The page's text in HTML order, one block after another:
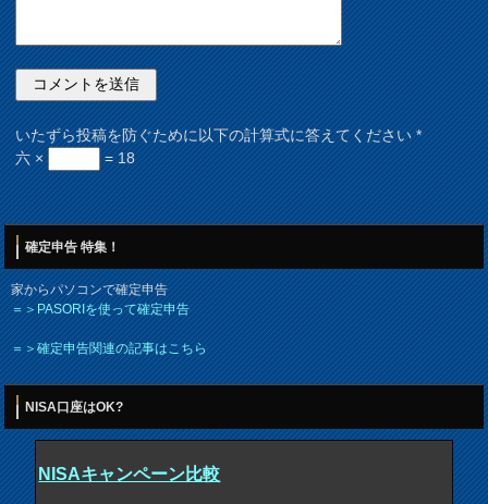
いたずら投稿を防ぐために以下の計算式に答えてください*
六 ×
= 18
確定申告 特集！
家からパソコンで確定申告
＝＞PASORIを使って確定申告
＝＞確定申告関連の記事はこちら
NISA口座はOK?
NISAキャンペーン比較